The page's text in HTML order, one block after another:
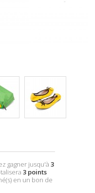
gagner jusqu'à 3
3 points
en un bon de